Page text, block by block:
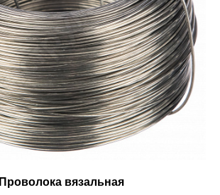
Проволока вязальная